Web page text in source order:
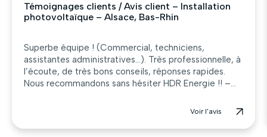
Témoignages clients / Avis client – Installation
photovoltaïque – Alsace, Bas-Rhin
Superbe équipe ! (Commercial, techniciens,
assistantes administratives…). Très professionnelle, à
l’écoute, de très bons conseils, réponses rapides.
Nous recommandons sans hésiter HDR Energie !! –...
Voir l'avis